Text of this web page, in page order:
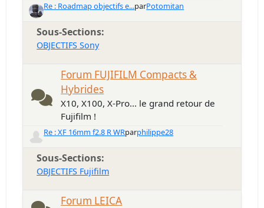
Re : Roadmap objectifs e...parPotomitan
Sous-Sections
OBJECTIFS Sony
Forum FUJIFILM Compacts &
Hybrides
X10, X100, X-Pro... le grand retour de
Fujifilm !
Re : XF 16mm f2.8 R WRparphilippe28
Sous-Sections
OBJECTIFS Fujifilm
Forum LEICA